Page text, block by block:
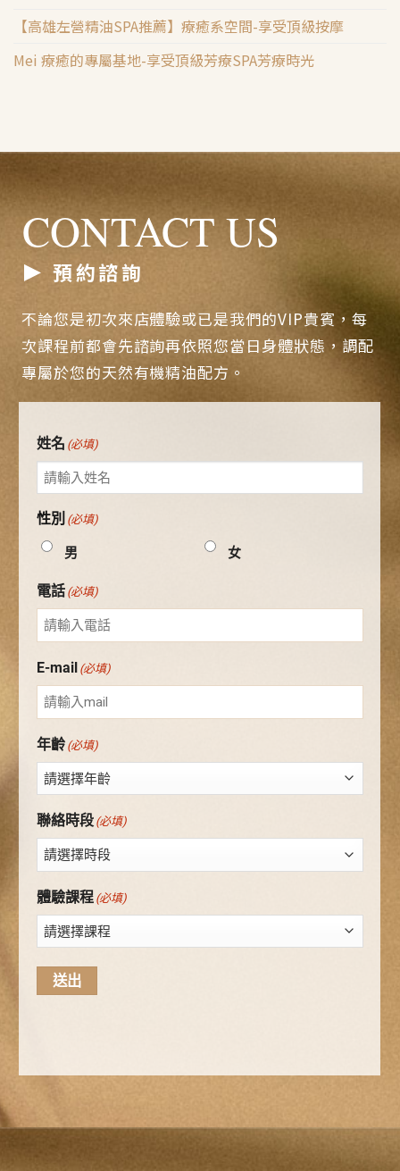
【高雄左營精油SPA推薦】療癒系空間-享受頂級按摩
Mei 療癒的專屬基地-享受頂級芳療SPA芳療時光
CONTACT US
預約諮詢
不論您是初次來店體驗或已是我們的VIP貴賓，每
次課程前都會先諮詢再依照您當日身體狀態，調配
專屬於您的天然有機精油配方。
姓名 (必填)
性別 (必填)
男 女
電話 (必填)
E-mail (必填)
年齡 (必填)
聯絡時段 (必填)
體驗課程 (必填)